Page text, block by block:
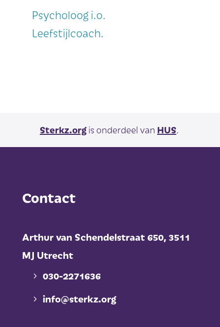
Psycholoog i.o.
Leefstijlcoach.
Sterkz.orgis onderdeel van HUS.
Contact
Arthur van Schendelstraat 650, 3511
MJ Utrecht
030-2271636
info@sterkz.org